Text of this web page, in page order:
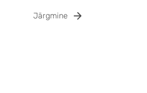
Järgmine